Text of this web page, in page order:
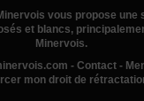
vous propose une
et blancs,
Minervois.
- Contact -
mon droit de